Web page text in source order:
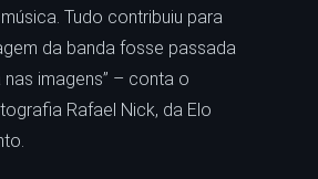
Tudo contribuiu para
da banda fosse passada
imagens” – conta o
Rafael Nick, da Elo